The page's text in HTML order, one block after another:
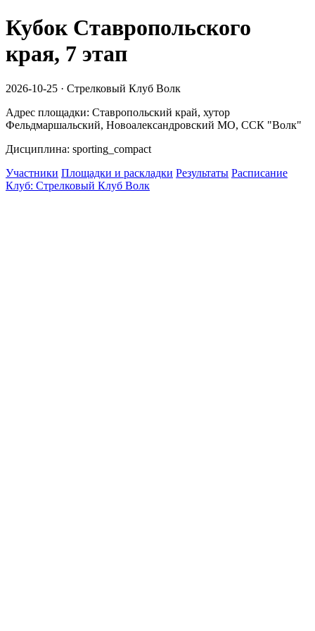
Кубок Ставропольского
края, 7 этап
2026-10-25 · Стрелковый Клуб Волк
Адрес площадки: Ставропольский край, хутор
Фельдмаршальский, Новоалександровский МО, ССК "Волк"
Дисциплина: sporting_compact
Участники Площадки и раскладки Результаты Расписание
Клуб: Стрелковый Клуб Волк